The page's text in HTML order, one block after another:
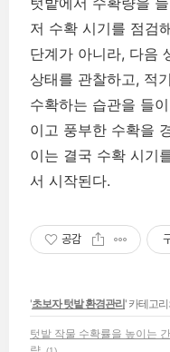
저 수확 시기를 점검
단계가 아니라, 다음
상태를 관찰하고, 적
수확하는 습관을 들
이고 풍부한 수확을
이는 결국 수확 시기
서 시작된다.
공감
'초보자 텃밭 환경관리' 카테고
텃밭 작물 수확률을 높이는